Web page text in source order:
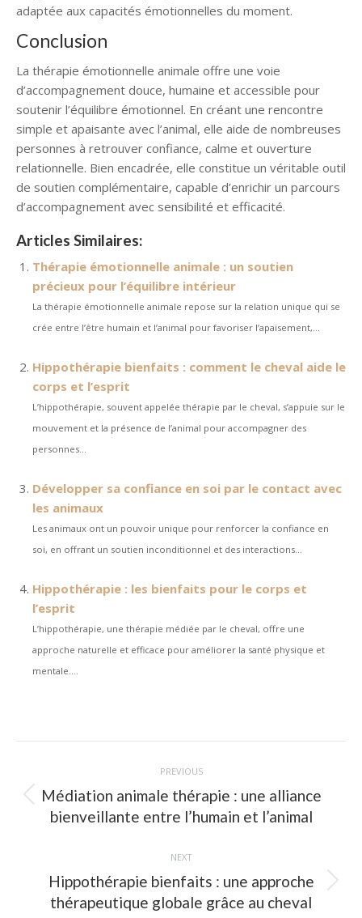
adaptée aux capacités émotionnelles du moment.
Conclusion
La thérapie émotionnelle animale offre une voie
d’accompagnement douce, humaine et accessible pour
soutenir l’équilibre émotionnel. En créant une rencontre
simple et apaisante avec l’animal, elle aide de nombreuses
personnes à retrouver confiance, calme et ouverture
relationnelle. Bien encadrée, elle constitue un véritable outil
de soutien complémentaire, capable d’enrichir un parcours
d’accompagnement avec sensibilité et efficacité.
Articles Similaires:
Thérapie émotionnelle animale : un soutien
précieux pour l’équilibre intérieur
La thérapie émotionnelle animale repose sur la relation unique qui se
crée entre l’être humain et l’animal pour favoriser l’apaisement,...
Hippothérapie bienfaits : comment le cheval aide le
corps et l’esprit
L’hippothérapie, souvent appelée thérapie par le cheval, s’appuie sur le
mouvement et la présence de l’animal pour accompagner des
personnes...
Développer sa confiance en soi par le contact avec
les animaux
Les animaux ont un pouvoir unique pour renforcer la confiance en
soi, en offrant un soutien inconditionnel et des interactions...
Hippothérapie : les bienfaits pour le corps et
l’esprit
L’hippothérapie, une thérapie médiée par le cheval, offre une
approche naturelle et efficace pour améliorer la santé physique et
mentale....
PREVIOUS
Previous
post:
Médiation animale thérapie : une alliance
bienveillante entre l’humain et l’animal
NEXT
Next
post:
Hippothérapie bienfaits : une approche
thérapeutique globale grâce au cheval